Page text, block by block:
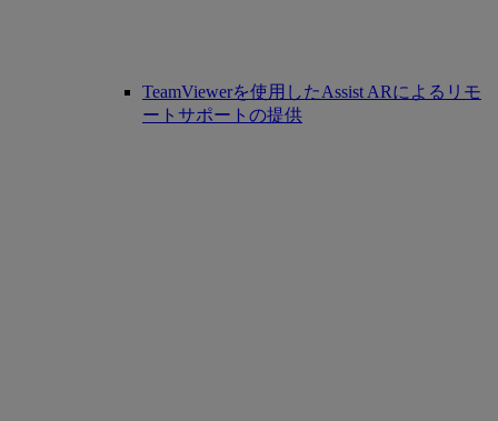
TeamViewerを使用したAssist ARによるリモ
ートサポートの提供